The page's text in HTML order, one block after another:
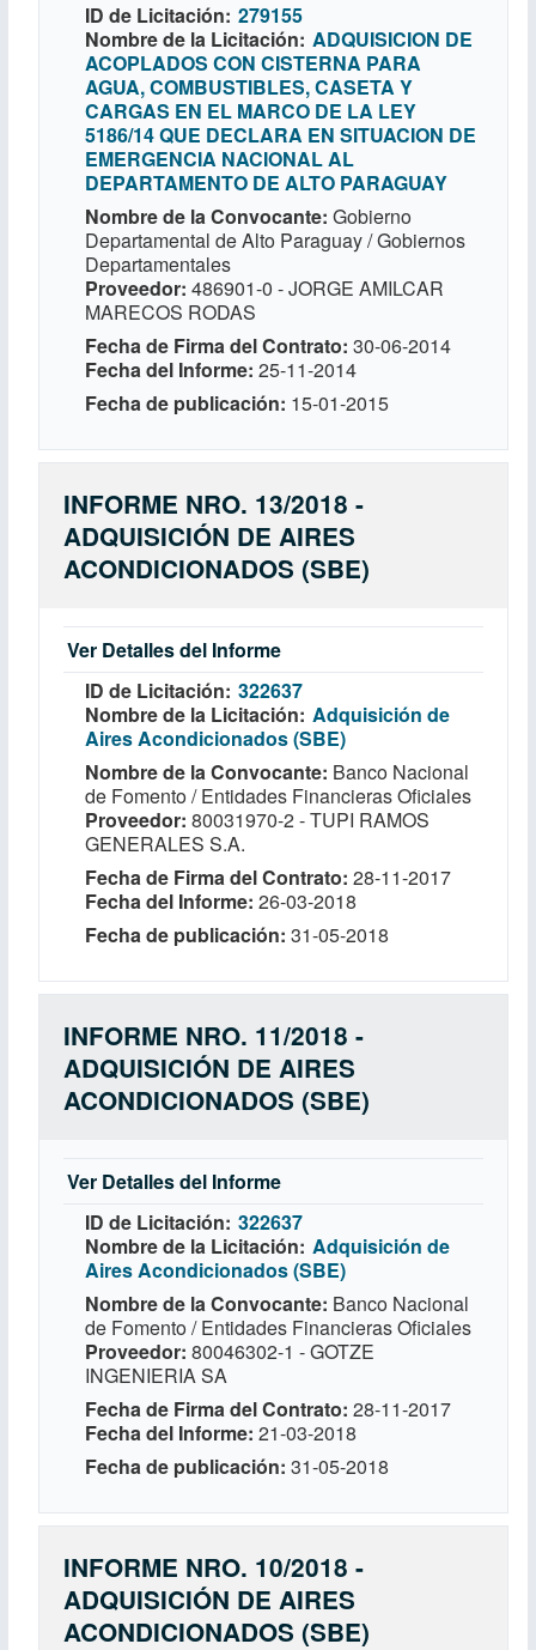
ID de Licitación 279155
Nombre de la Licitación ADQUISICION DE
ACOPLADOS CON CISTERNA PARA
AGUA, COMBUSTIBLES, CASETA Y
CARGAS EN EL MARCO DE LA LEY
5186/14 QUE DECLARA EN SITUACION DE
EMERGENCIA NACIONAL AL
DEPARTAMENTO DE ALTO PARAGUAY
Nombre de la Convocante Gobierno
Departamental de Alto Paraguay / Gobiernos
Departamentales
Proveedor 486901-0 - JORGE AMILCAR
MARECOS RODAS
Fecha de Firma del Contrato 30-06-2014
Fecha del Informe 25-11-2014
Fecha de publicación 15-01-2015
INFORME NRO. 13/2018 -
ADQUISICIÓN DE AIRES
ACONDICIONADOS (SBE)
Ver Detalles del Informe
ID de Licitación 322637
Nombre de la Licitación Adquisición de
Aires Acondicionados (SBE)
Nombre de la Convocante Banco Nacional
de Fomento / Entidades Financieras Oficiales
Proveedor 80031970-2 - TUPI RAMOS
GENERALES S.A.
Fecha de Firma del Contrato 28-11-2017
Fecha del Informe 26-03-2018
Fecha de publicación 31-05-2018
INFORME NRO. 11/2018 -
ADQUISICIÓN DE AIRES
ACONDICIONADOS (SBE)
Ver Detalles del Informe
ID de Licitación 322637
Nombre de la Licitación Adquisición de
Aires Acondicionados (SBE)
Nombre de la Convocante Banco Nacional
de Fomento / Entidades Financieras Oficiales
Proveedor 80046302-1 - GOTZE
INGENIERIA SA
Fecha de Firma del Contrato 28-11-2017
Fecha del Informe 21-03-2018
Fecha de publicación 31-05-2018
INFORME NRO. 10/2018 -
ADQUISICIÓN DE AIRES
ACONDICIONADOS (SBE)